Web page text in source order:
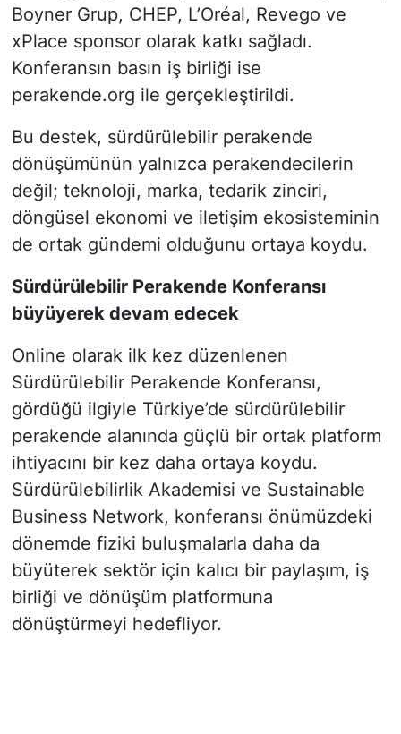
Boyner Grup, CHEP, L’Oréal, Revego ve
xPlace sponsor olarak katkı sağladı.
Konferansın basın iş birliği ise
perakende.org ile gerçekleştirildi.
Bu destek, sürdürülebilir perakende
dönüşümünün yalnızca perakendecilerin
değil; teknoloji, marka, tedarik zinciri,
döngüsel ekonomi ve iletişim ekosisteminin
de ortak gündemi olduğunu ortaya koydu.
Sürdürülebilir Perakende Konferansı
büyüyerek devam edecek
Online olarak ilk kez düzenlenen
Sürdürülebilir Perakende Konferansı,
gördüğü ilgiyle Türkiye’de sürdürülebilir
perakende alanında güçlü bir ortak platform
ihtiyacını bir kez daha ortaya koydu.
Sürdürülebilirlik Akademisi ve Sustainable
Business Network, konferansı önümüzdeki
dönemde fiziki buluşmalarla daha da
büyüterek sektör için kalıcı bir paylaşım, iş
birliği ve dönüşüm platformuna
dönüştürmeyi hedefliyor.